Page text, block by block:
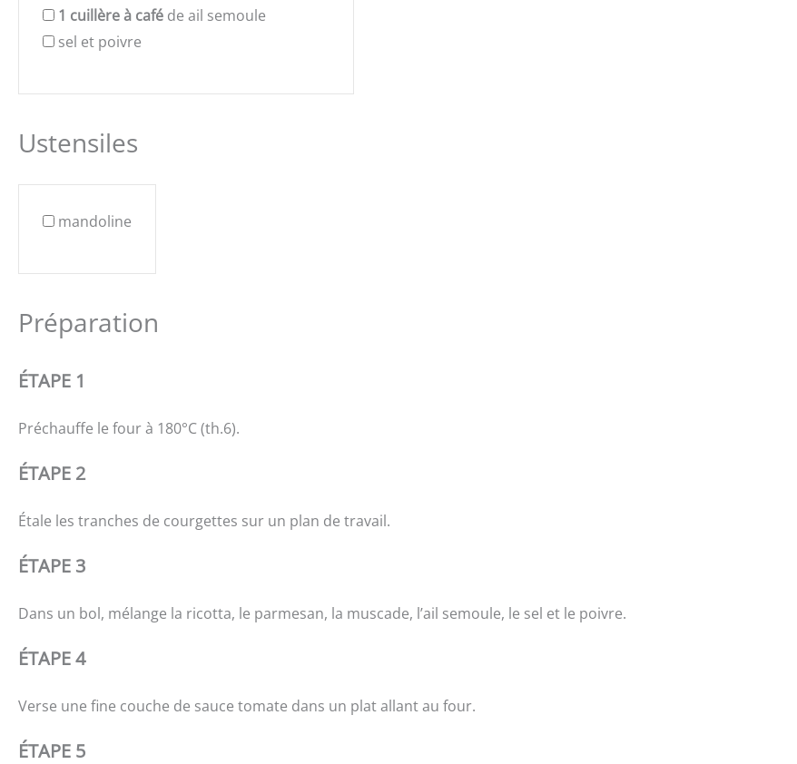
1 cuillère à café de ail semoule
sel et poivre
Ustensiles
mandoline
Préparation
ÉTAPE 1
Préchauffe le four à 180°C (th.6).
ÉTAPE 2
Étale les tranches de courgettes sur un plan de travail.
ÉTAPE 3
Dans un bol, mélange la ricotta, le parmesan, la muscade, l’ail semoule, le sel et le poivre.
ÉTAPE 4
Verse une fine couche de sauce tomate dans un plat allant au four.
ÉTAPE 5